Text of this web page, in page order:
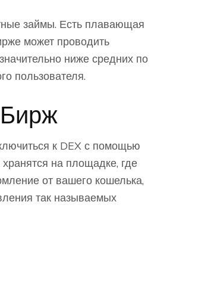
займы. Есть плавающая
может проводить
ниже средних по
пользователя.
к DEX с помощью
на площадке, где
от вашего кошелька,
так называемых